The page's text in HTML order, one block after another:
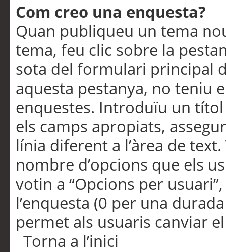
Com creo una enquesta?
Quan publiqueu un tema
tema, feu clic sobre la
sota del formulari principal
aquesta pestanya, no teniu
enquestes. Introduïu un
els camps apropiats,
línia diferent a l’àrea de
nombre d’opcions que els
votin a “Opcions per
l’enquesta (0 per una
permet als usuaris canviar
Torna a l’inici